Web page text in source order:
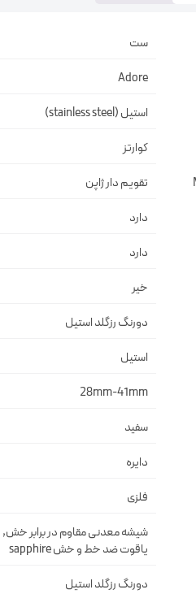
ست
Adore
استیل (stainless steel)
کوارتز
تقويم دار ژاپن
دارد
دارد
خیر
دورنگ رزگلد استيل
استيل
28mm-41mm
سفيد
دايره
فلزى
شيشه معدنى مقاوم در برابر خش,
ياقوت ضد خط و خش sapphire
دورنگ رزگلد استيل